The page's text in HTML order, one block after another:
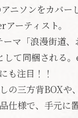
ニソンをカバー
ーティスト。
マ「浪漫街道
て同梱される
も注目！！
の三方背BOXや
仕様で、手元に